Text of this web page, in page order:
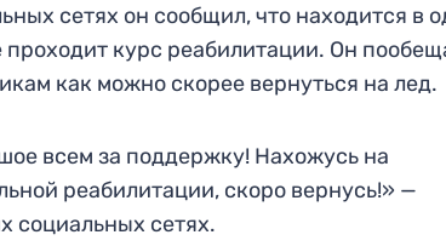
сетях он сообщил, что находится в
проходит курс реабилитации. Он
как можно скорее вернуться на лед.
всем за поддержку! Нахожусь на
реабилитации, скоро вернусь!» —
социальных сетях.